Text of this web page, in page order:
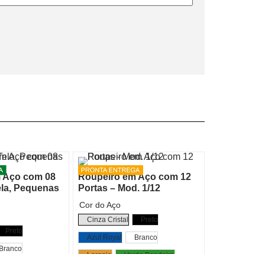
com 08
Pequenas
Preto
Branco
Roupeiro em Aço com 12
Portas – Mod. 1/12
Cor do Aço
Cinza Cristal Preto
Azul Royal Branco